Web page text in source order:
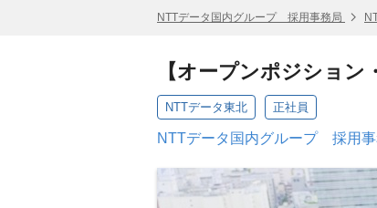
NTTデータ国内グループ 採用事務局
【オープンポジション
NTTデータ東北 正社員
NTTデータ国内グループ 採用事